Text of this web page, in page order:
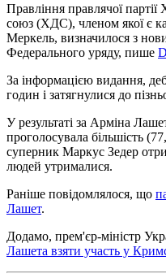
Правління правлячої
союз (ХДС), членом якої є
Меркель, визначилося з
Федерального уряду, пише
За інформацією видання,
годин і затягнулися до
У результаті за Арміна
проголосувала більшість
суперник Маркус Зедер
людей утрималися.
Раніше повідомлялося, що
Лашет.
Додамо, прем'єр-міністр
Лашета взяти участь у